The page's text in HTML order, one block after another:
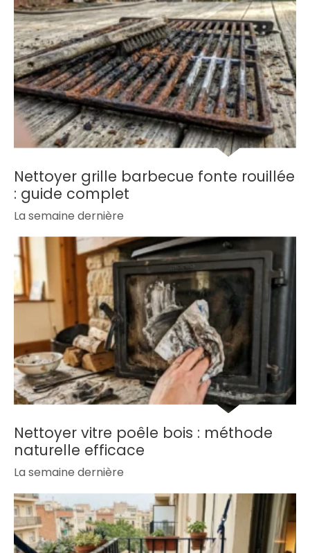
Nettoyer grille barbecue fonte rouillée
: guide complet
La semaine dernière
Nettoyer vitre poêle bois : méthode
naturelle efficace
La semaine dernière